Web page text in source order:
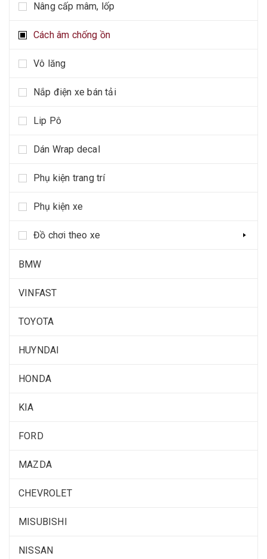
Nâng cấp mâm, lốp
Cách âm chống ồn
Vô lăng
Nắp điện xe bán tải
Lip Pô
Dán Wrap decal
Phụ kiện trang trí
Phụ kiện xe
Đồ chơi theo xe
BMW
VINFAST
TOYOTA
HUYNDAI
HONDA
KIA
FORD
MAZDA
CHEVROLET
MISUBISHI
NISSAN